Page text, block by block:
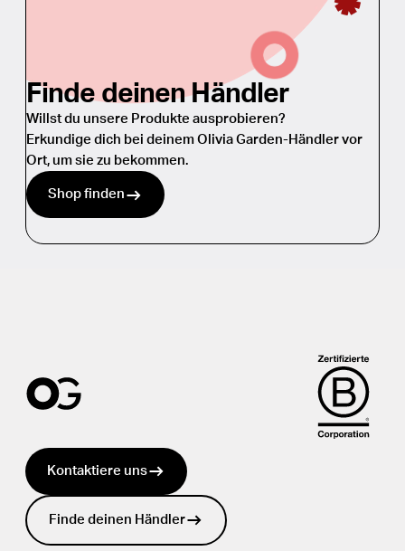
Finde deinen Händler
Willst du unsere Produkte ausprobieren?
Erkundige dich bei deinem Olivia Garden-Händler vor
Ort, um sie zu bekommen.
Shop finden
Kontaktiere uns
Finde deinen Händler